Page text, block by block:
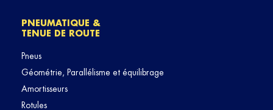
PNEUMATIQUE &
TENUE DE ROUTE
Pneus
Géométrie, Parallélisme et équilibrage
Amortisseurs
Rotules